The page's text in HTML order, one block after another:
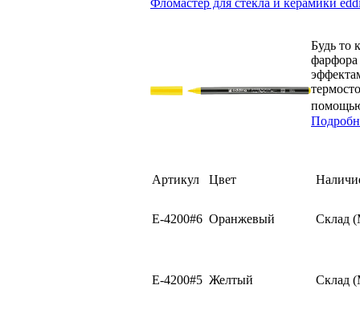
Фломастер для стекла и керамики
Будь то
фарфора
Артикул Цвет
E-4200#6 Оранжевый Склад
E-4200#5 Желтый Склад